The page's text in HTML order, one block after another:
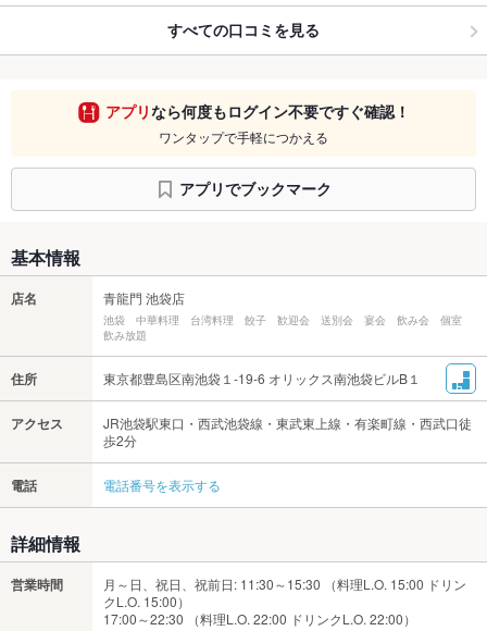
すべての口コミを見る
アプリなら何度もログイン不要ですぐ確認！
ワンタップで手軽につかえる
アプリでブックマーク
基本情報
店名 青龍門 池袋店
池袋 中華料理 台湾料理 餃子 歓迎会 送別会 宴会 飲み会 個室
飲み放題
住所 東京都豊島区南池袋１-19-6 オリックス南池袋ビルB１
アクセス
JR池袋駅東口・西武池袋線・東武東上線・有楽町線・西武口徒
歩2分
電話 電話番号を表示する
詳細情報
営業時間
月～日、祝日、祝前日: 11:30～15:30 （料理L.O. 15:00 ドリン
クL.O. 15:00）
17:00～22:30 （料理L.O. 22:00 ドリンクL.O. 22:00）